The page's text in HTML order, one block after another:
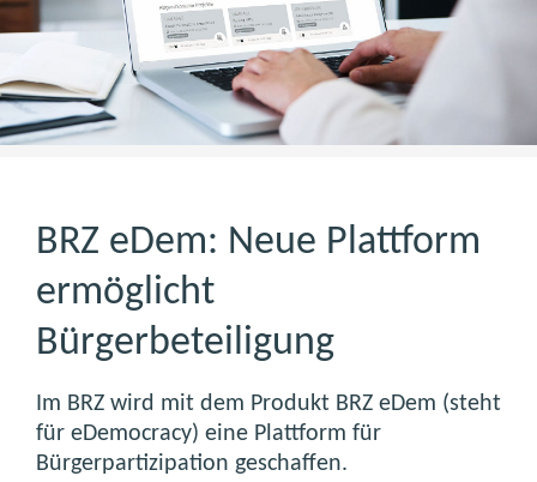
BRZ eDem: Neue Plattform
ermöglicht
Bürgerbeteiligung
Im BRZ wird mit dem Produkt BRZ eDem (steht
für eDemocracy) eine Plattform für
Bürgerpartizipation geschaffen.